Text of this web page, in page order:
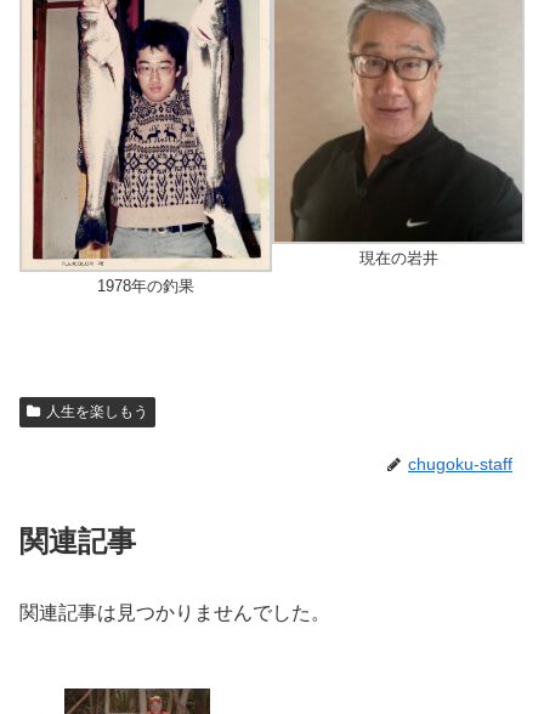
1978年の釣果
現在の岩井
人生を楽しもう
chugoku-staff
関連記事
関連記事は見つかりませんでした。